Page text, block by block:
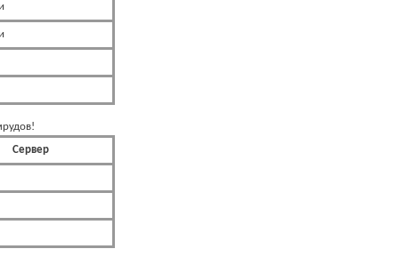
Сервер